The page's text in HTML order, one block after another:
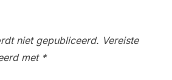
niet gepubliceerd. Vereiste
met *